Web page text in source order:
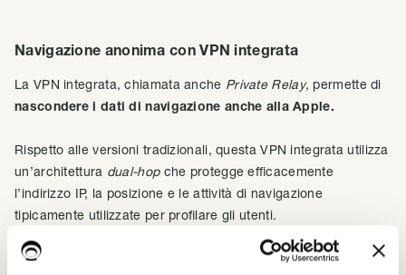
Navigazione anonima con VPN integrata
La VPN integrata, chiamata anche Private Relay, permette di
nascondere i dati di navigazione anche alla Apple.
Rispetto alle versioni tradizionali, questa VPN integrata utilizza
un’architettura dual-hop che protegge efficacemente
l’indirizzo IP, la posizione e le attività di navigazione
tipicamente utilizzate per profilare gli utenti.